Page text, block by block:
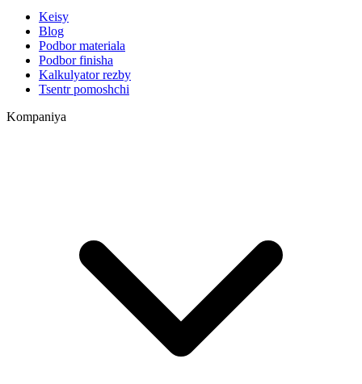
Keisy
Blog
Podbor materiala
Podbor finisha
Kalkulyator rezby
Tsentr pomoshchi
Kompaniya